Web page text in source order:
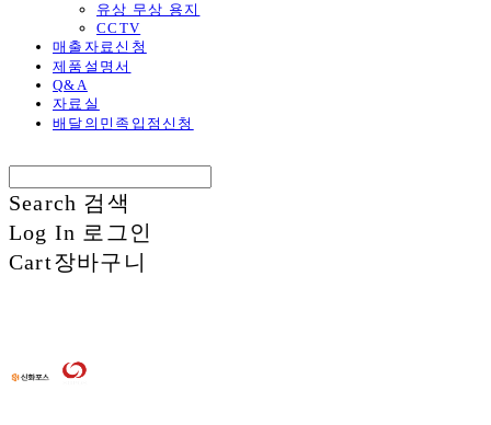
유상 무상 용지
CCTV
매출자료신청
제품설명서
Q&A
자료실
배달의민족입점신청
Search 검색
Log In 로그인
Cart장바구니